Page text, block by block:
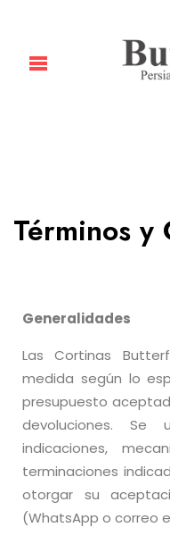
Términos y
Generalidades
Las Cortinas
medida según lo
presupuesto
devoluciones. Se
indicaciones,
terminaciones
otorgar su
(WhatsApp o correo